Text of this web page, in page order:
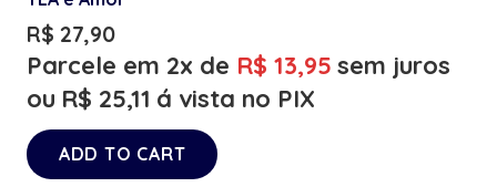
R$ 27,90
Parcele em 2x de R$ 13,95 sem juros
ou R$ 25,11 á vista no PIX
ADD TO CART